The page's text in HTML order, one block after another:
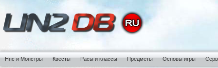
Нпс и Монстры Квесты Расы и классы Предметы Основы игры